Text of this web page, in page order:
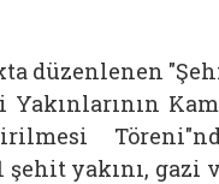
düzenlenen
Yakınlarının
şehit yakını, gazi